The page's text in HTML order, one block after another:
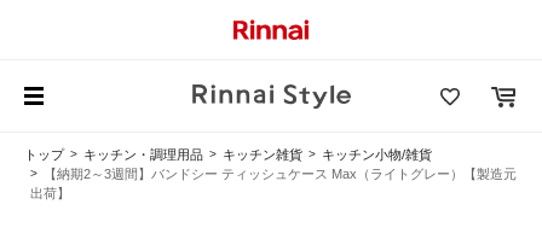
トップ キッチン・調理用品 キッチン雑貨
キッチン小物/雑貨
【納期2～3週間】バンドシー ティッシュケース Max（ライトグレー）【製造元
出荷】